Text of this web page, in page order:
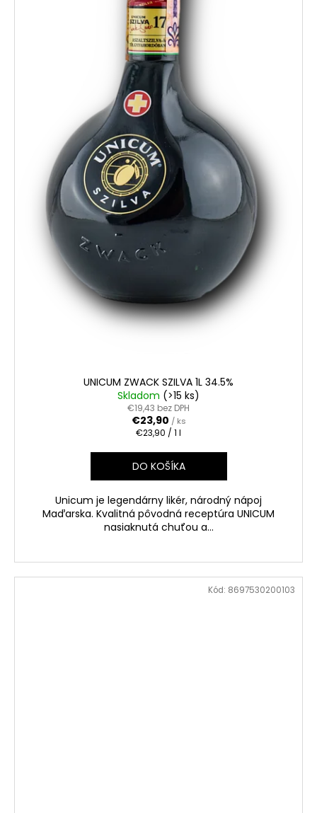
UNICUM ZWACK SZILVA 1L 34.5%
Skladom (>15 ks)
€19,43 bez DPH
€23,90 / ks
Jednotková
€23,90 / 1 l
DO KOŠÍKA
Unicum je legendárny likér, národný nápoj
Maďarska. Kvalitná pôvodná receptúra UNICUM
nasiaknutá chuťou a...
Kód: 8697530200103